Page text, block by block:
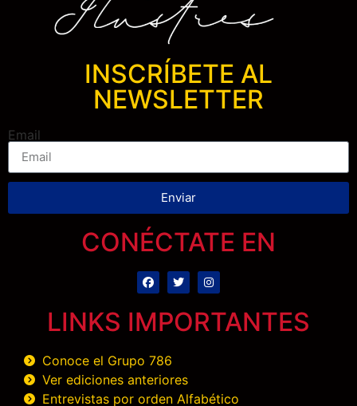
INSCRÍBETE AL
NEWSLETTER
Email
Enviar
CONÉCTATE EN
LINKS IMPORTANTES
Conoce el Grupo 786
Ver ediciones anteriores
Entrevistas por orden Alfabético